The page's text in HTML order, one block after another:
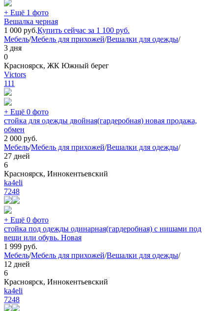
+ Ещё 1 фото
Вешалка черная
1 000 руб.Купить сейчас за 1 100 руб.
Мебель/Мебель для прихожей/Вешалки для одежды/
3 дня
0
Красноярск, ЖК Южный берег
Victors
111
+ Ещё 0 фото
стойка для одежды двойная(гардеробная) новая продажа,
обмен
2 000 руб.
Мебель/Мебель для прихожей/Вешалки для одежды/
27 дней
6
Красноярск, Иннокентьевский
ka4eli
7248
+ Ещё 0 фото
стойка под одежды одинарная(гардеробная) с нишами под
вещи или обувь. Новая
1 999 руб.
Мебель/Мебель для прихожей/Вешалки для одежды/
12 дней
6
Красноярск, Иннокентьевский
ka4eli
7248